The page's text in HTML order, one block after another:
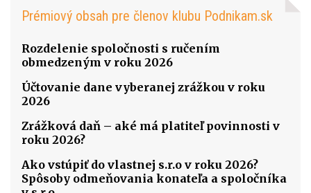
Prémiový obsah pre členov klubu Podnikam.sk
Rozdelenie spoločnosti s ručením
obmedzeným v roku 2026
Účtovanie dane vyberanej zrážkou v roku
2026
Zrážková daň – aké má platiteľ povinnosti v
roku 2026?
Ako vstúpiť do vlastnej s.r.o v roku 2026?
Spôsoby odmeňovania konateľa a spoločníka